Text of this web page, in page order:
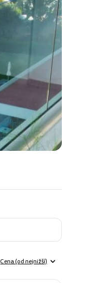
Cena (od nejnižší)